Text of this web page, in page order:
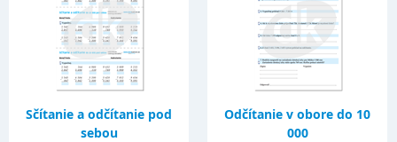
Sčítanie a odčítanie pod
sebou
Odčítanie v obore do 10
000